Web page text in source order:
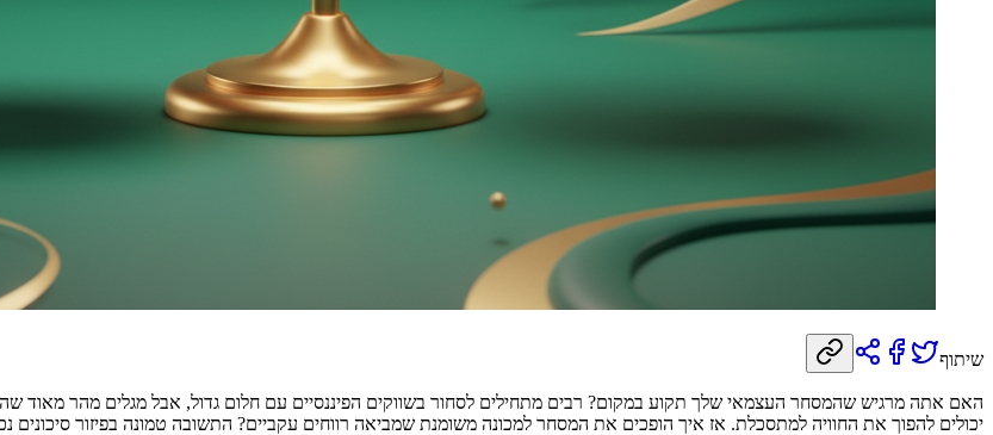
שיתוף
האם אתה מרגיש שהמסחר העצמאי שלך תקוע במקום? רבים מתחילים לסחור בשווקים הפיננסיים עם חלום גדול, אבל מגלים מהר מאוד
יכולים להפוך את החוויה למתסכלת. אז איך הופכים את המסחר למכונה משומנת שמביאה רווחים עקביים? התשובה טמונה בפיזור סיכונים